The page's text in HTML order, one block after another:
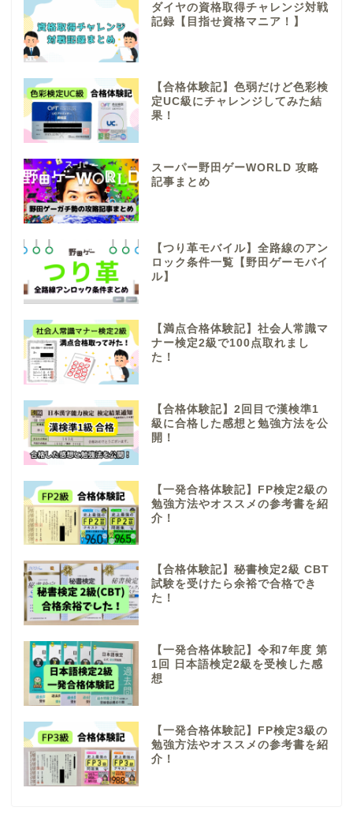
ダイヤの資格取得チャレンジ対戦
記録【目指せ資格マニア！】
【合格体験記】色弱だけど色彩検
定UC級にチャレンジしてみた結
果！
スーパー野田ゲーWORLD 攻略
記事まとめ
【つり革モバイル】全路線のアン
ロック条件一覧【野田ゲーモバイ
ル】
【満点合格体験記】社会人常識マ
ナー検定2級で100点取れまし
た！
【合格体験記】2回目で漢検準1
級に合格した感想と勉強方法を公
開！
【一発合格体験記】FP検定2級の
勉強方法やオススメの参考書を紹
介！
【合格体験記】秘書検定2級 CBT
試験を受けたら余裕で合格でき
た！
【一発合格体験記】令和7年度 第
1回 日本語検定2級を受検した感
想
【一発合格体験記】FP検定3級の
勉強方法やオススメの参考書を紹
介！